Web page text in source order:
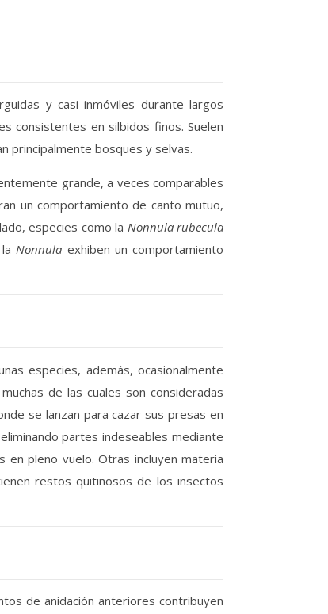
y casi inmóviles durante largos
consistentes en silbidos finos. Suelen
principalmente bosques y selvas.
grande, a veces comparables
un comportamiento de canto mutuo,
especies como la Nonnula rubecula
Nonnula exhiben un comportamiento
especies, además, ocasionalmente
de las cuales son consideradas
se lanzan para cazar sus presas en
partes indeseables mediante
pleno vuelo. Otras incluyen materia
restos quitinosos de los insectos
de anidación anteriores contribuyen